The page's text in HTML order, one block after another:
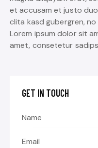
et accusam et justo
clita kasd gubergren,
Lorem ipsum dolor sit
amet, consetetur
GET IN TOUCH